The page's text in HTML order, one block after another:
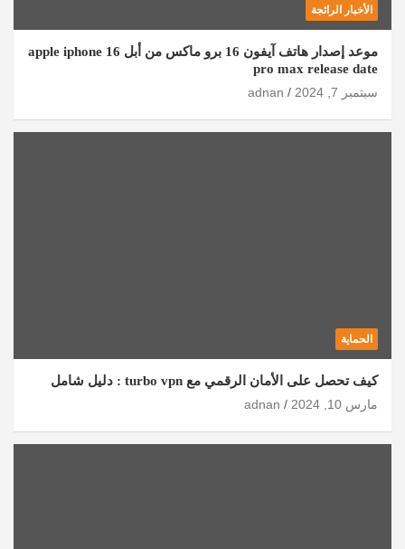
الأخبار الرائجة
موعد إصدار هاتف آيفون 16 برو ماكس من أبل apple iphone 16
pro max release date
سبتمبر 7, 2024
adnan
الحماية
كيف تحصل على الأمان الرقمي مع turbo vpn : دليل شامل
مارس 10, 2024
adnan